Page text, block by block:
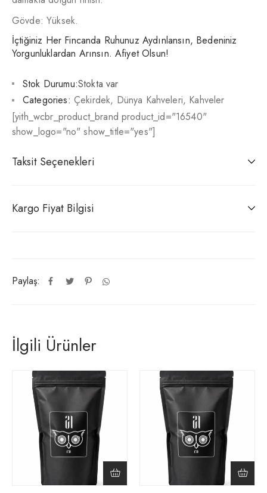
Gövde: Yüksek.
İçtiğiniz Her Fincanda Ruhunuz Aydınlansın, Bedeniniz
Yorgunluklardan Arınsın. Afiyet Olsun!
Stok Durumu:Stokta var
Paylaş:
Categories: Çekirdek, Dünya Kahveleri, Kahveler
[yith_wcbr_product_brand product_id="16540"
show_logo="no" show_title="yes"]
Taksit Seçenekleri
Kargo Fiyat Bilgisi
İlgili Ürünler